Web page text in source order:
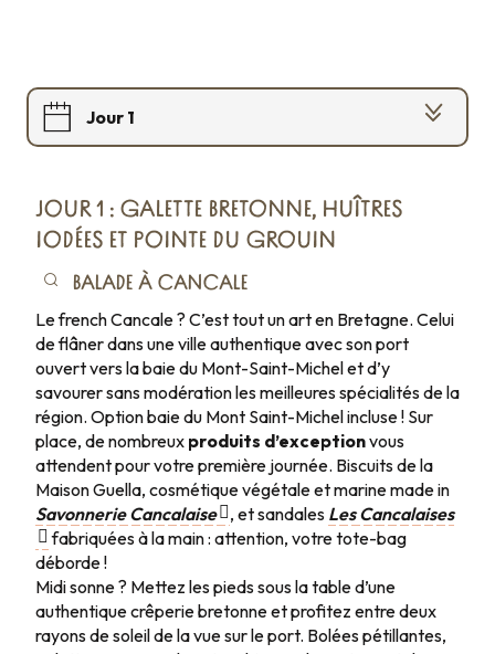
Jour 1
Jour 3
Jour 4
JOUR 1 : GALETTE BRETONNE, HUÎTRES
IODÉES ET POINTE DU GROUIN
BALADE À CANCALE
Le french Cancale ? C’est tout un art en Bretagne. Celui
de flâner dans une ville authentique avec son port
ouvert vers la baie du Mont-Saint-Michel et d’y
savourer sans modération les meilleures spécialités de la
région. Option baie du Mont Saint-Michel incluse ! Sur
place, de nombreux produits d’exceptionvous
attendent pour votre première journée. Biscuits de la
Maison Guella, cosmétique végétale et marine made in
Savonnerie Cancalaise
, et sandales Les Cancalaises
fabriquées à la main : attention, votre tote-bag
déborde !
Midi sonne ? Mettez les pieds sous la table d’une
authentique crêperie bretonne et profitez entre deux
rayons de soleil de la vue sur le port. Bolées pétillantes,